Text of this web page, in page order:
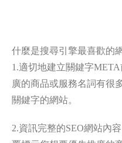
什麼是搜尋引擎最喜歡的
1.適切地建立關鍵字
廣的商品或服務名詞有很
關鍵字的網站。
2.資訊完整的SEO網站內